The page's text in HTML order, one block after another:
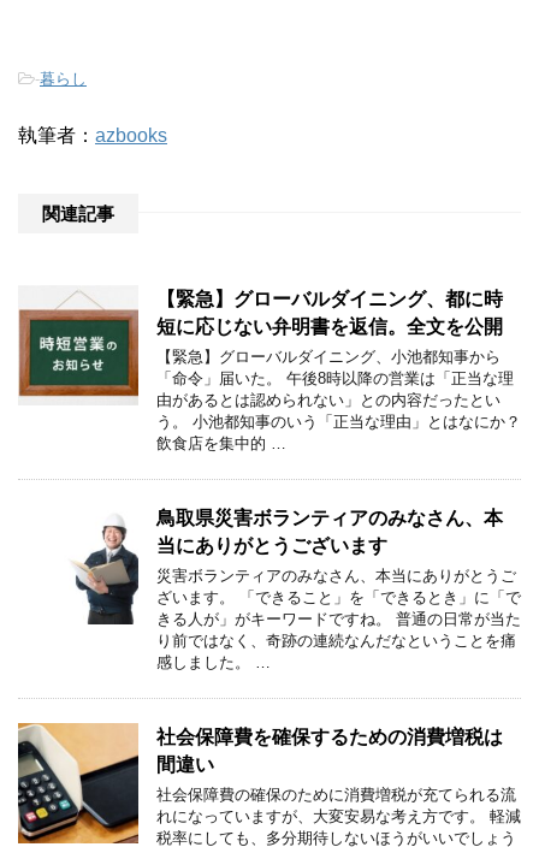
-暮らし
執筆者： azbooks
関連記事
【緊急】グローバルダイニング、都に時
短に応じない弁明書を返信。全文を公開
【緊急】グローバルダイニング、小池都知事から
「命令」届いた。 午後8時以降の営業は「正当な理
由があるとは認められない」との内容だったとい
う。 小池都知事のいう「正当な理由」とはなにか？
飲食店を集中的 …
鳥取県災害ボランティアのみなさん、本
当にありがとうございます
災害ボランティアのみなさん、本当にありがとうご
ざいます。 「できること」を「できるとき」に「で
きる人が」がキーワードですね。 普通の日常が当た
り前ではなく、奇跡の連続なんだなということを痛
感しました。 …
社会保障費を確保するための消費増税は
間違い
社会保障費の確保のために消費増税が充てられる流
れになっていますが、大変安易な考え方です。 軽減
税率にしても、多分期待しないほうがいいでしょう